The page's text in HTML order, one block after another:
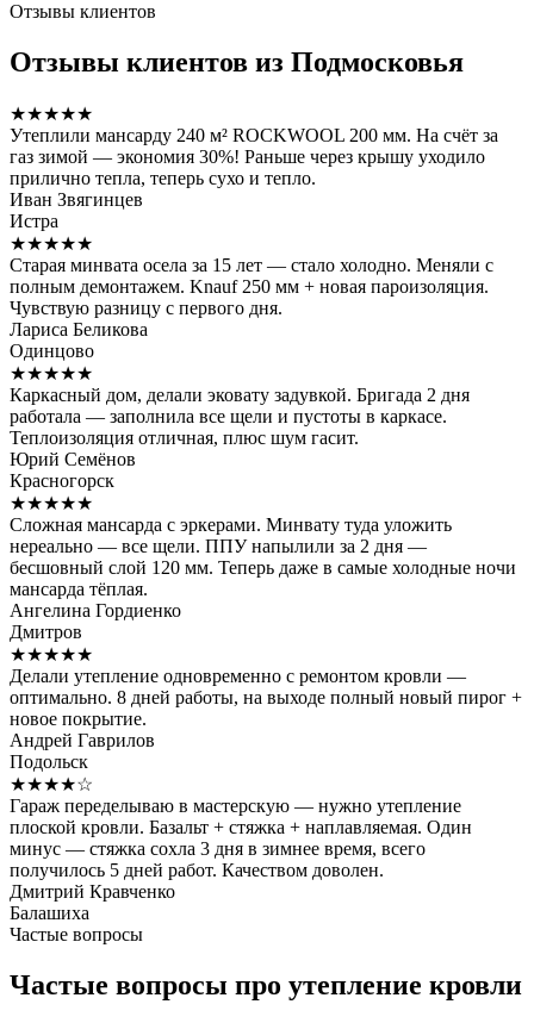
Отзывы клиентов
Отзывы клиентов из Подмосковья
★★★★★
Утеплили мансарду 240 м² ROCKWOOL 200 мм. На счёт за
газ зимой — экономия 30%! Раньше через крышу уходило
прилично тепла, теперь сухо и тепло.
Иван Звягинцев
Истра
★★★★★
Старая минвата осела за 15 лет — стало холодно. Меняли с
полным демонтажем. Knauf 250 мм + новая пароизоляция.
Чувствую разницу с первого дня.
Лариса Беликова
Одинцово
★★★★★
Каркасный дом, делали эковату задувкой. Бригада 2 дня
работала — заполнила все щели и пустоты в каркасе.
Теплоизоляция отличная, плюс шум гасит.
Юрий Семёнов
Красногорск
★★★★★
Сложная мансарда с эркерами. Минвату туда уложить
нереально — все щели. ППУ напылили за 2 дня —
бесшовный слой 120 мм. Теперь даже в самые холодные ночи
мансарда тёплая.
Ангелина Гордиенко
Дмитров
★★★★★
Делали утепление одновременно с ремонтом кровли —
оптимально. 8 дней работы, на выходе полный новый пирог +
новое покрытие.
Андрей Гаврилов
Подольск
★★★★☆
Гараж переделываю в мастерскую — нужно утепление
плоской кровли. Базальт + стяжка + наплавляемая. Один
минус — стяжка сохла 3 дня в зимнее время, всего
получилось 5 дней работ. Качеством доволен.
Дмитрий Кравченко
Балашиха
Частые вопросы
Частые вопросы про утепление кровли